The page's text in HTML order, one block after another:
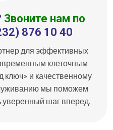
Звоните нам по
876 10 40
для эффективных
клеточным
ключ» и качественному
мы поможем
уверенный шаг вперед.